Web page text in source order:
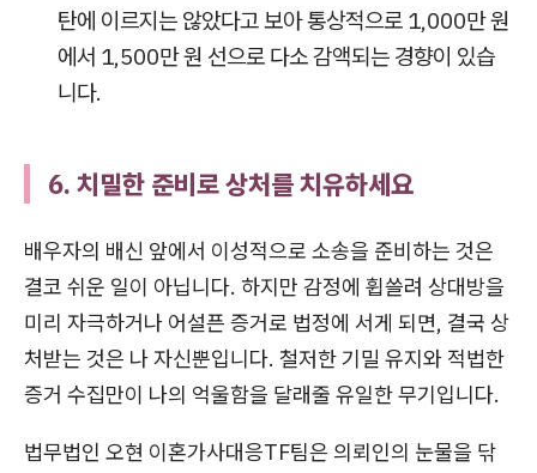
탄에 이르지는 않았다고 보아 통상적으로 1,000만 원
에서 1,500만 원 선으로 다소 감액되는 경향이 있습
니다.
6. 치밀한 준비로 상처를 치유하세요
배우자의 배신 앞에서 이성적으로 소송을 준비하는 것은
결코 쉬운 일이 아닙니다. 하지만 감정에 휩쓸려 상대방을
미리 자극하거나 어설픈 증거로 법정에 서게 되면, 결국 상
처받는 것은 나 자신뿐입니다. 철저한 기밀 유지와 적법한
증거 수집만이 나의 억울함을 달래줄 유일한 무기입니다.
법무법인 오현 이혼가사대응TF팀은 의뢰인의 눈물을 닦